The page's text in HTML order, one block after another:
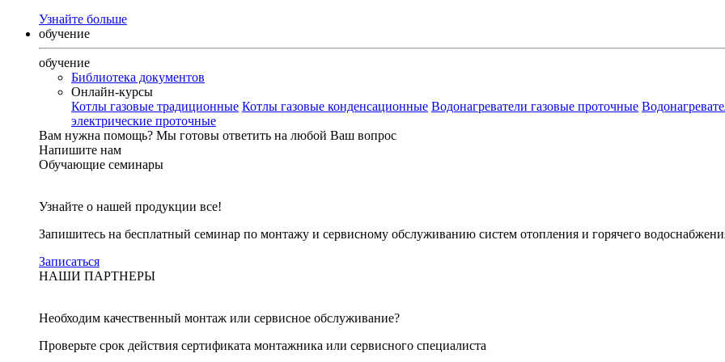
Узнайте больше
обучение
обучение
Библиотека документов
Онлайн-курсы
Котлы газовые традиционные Котлы газовые конденсационные Водонагреватели газовые проточные
электрические проточные
Вам нужна помощь? Мы готовы ответить на любой Ваш вопрос
Напишите нам
Обучающие семинары
Узнайте о нашей продукции все!
Запишитесь на бесплатный семинар по монтажу и сервисному обслуживанию систем отопления и горячего
Записаться
НАШИ ПАРТНЕРЫ
Необходим качественный монтаж или сервисное обслуживание?
Проверьте срок действия сертификата монтажника или сервисного специалиста